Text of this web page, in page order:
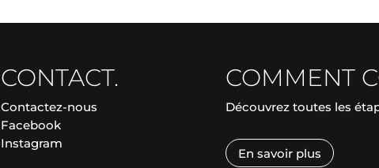
CONTACT.
Contactez-nous
Facebook
Instagram
COMMENT
Découvrez toutes les
En savoir plus